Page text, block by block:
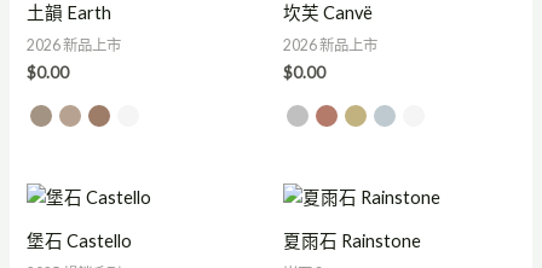
土韻 Earth
2026 新品上市
$0.00
坎芙 Canvë
2026 新品上市
$0.00
堡石 Castello 夏雨石 Rainstone